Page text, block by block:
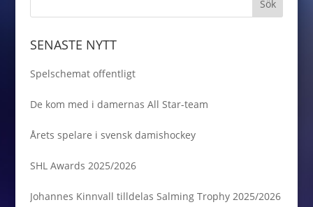
SENASTE NYTT
Spelschemat offentligt
De kom med i damernas All Star-team
Årets spelare i svensk damishockey
SHL Awards 2025/2026
Johannes Kinnvall tilldelas Salming Trophy 2025/2026